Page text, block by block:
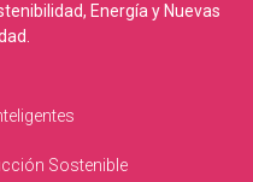
Energía y Nuevas
Sostenible